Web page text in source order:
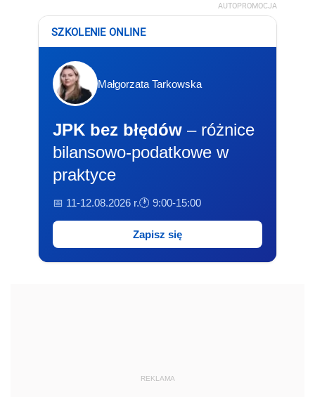
AUTOPROMOCJA
SZKOLENIE ONLINE
Małgorzata Tarkowska
JPK bez błędów – różnice
bilansowo-podatkowe w
praktyce
📅 11-12.08.2026 r.🕐 9:00-15:00
Zapisz się
REKLAMA